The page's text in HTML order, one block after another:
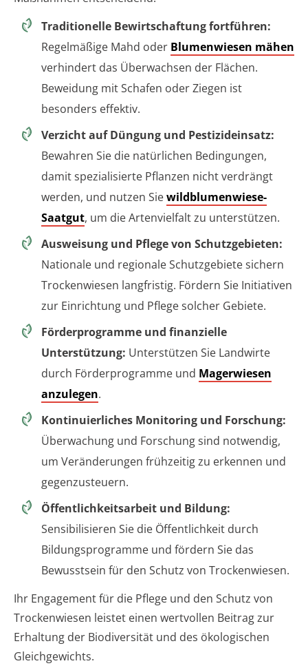
Traditionelle Bewirtschaftung fortführen:
Regelmäßige Mahd oder Blumenwiesen mähen
verhindert das Überwachsen der Flächen.
Beweidung mit Schafen oder Ziegen ist
besonders effektiv.
Verzicht auf Düngung und Pestizideinsatz:
Bewahren Sie die natürlichen Bedingungen,
damit spezialisierte Pflanzen nicht verdrängt
werden, und nutzen Siewildblumenwiese-
Saatgut, um die Artenvielfalt zu unterstützen.
Ausweisung und Pflege von Schutzgebieten:
Nationale und regionale Schutzgebiete sichern
Trockenwiesen langfristig. Fördern Sie Initiativen
zur Einrichtung und Pflege solcher Gebiete.
Förderprogramme und finanzielle
Unterstützung: Unterstützen Sie Landwirte
durch Förderprogramme und Magerwiesen
anzulegen.
Kontinuierliches Monitoring und Forschung:
Überwachung und Forschung sind notwendig,
um Veränderungen frühzeitig zu erkennen und
gegenzusteuern.
Öffentlichkeitsarbeit und Bildung:
Sensibilisieren Sie die Öffentlichkeit durch
Bildungsprogramme und fördern Sie das
Bewusstsein für den Schutz von Trockenwiesen.
Ihr Engagement für die Pflege und den Schutz von
Trockenwiesen leistet einen wertvollen Beitrag zur
Erhaltung der Biodiversität und des ökologischen
Gleichgewichts.